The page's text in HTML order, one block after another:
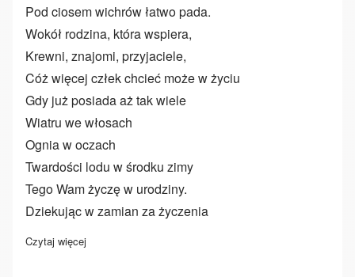
Pod ciosem wichrów łatwo pada.
Wokół rodzina, która wspiera,
Krewni, znajomi, przyjaciele,
Cóż więcej człek chcieć może w życiu
Gdy już posiada aż tak wiele
Wiatru we włosach
Ognia w oczach
Twardości lodu w środku zimy
Tego Wam życzę w urodziny.
Dziekując w zamian za życzenia
Czytaj więcej